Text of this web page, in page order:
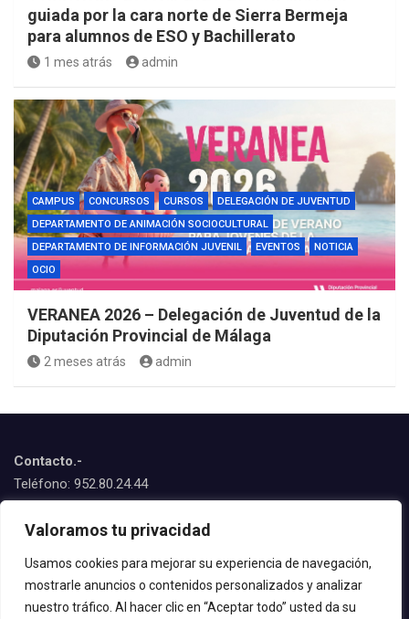
Valoramos tu privacidad
Usamos cookies para mejorar su experiencia de navegación,
mostrarle anuncios o contenidos personalizados y analizar
nuestro tráfico. Al hacer clic en “Aceptar todo” usted da su
guiada por la cara norte de Sierra Bermeja
para alumnos de ESO y Bachillerato
1 mes atrás admin
CAMPUS CONCURSOS CURSOS
DELEGACIÓN DE JUVENTUD
DEPARTAMENTO DE ANIMACIÓN SOCIOCULTURAL
DEPARTAMENTO DE INFORMACIÓN JUVENIL
EVENTOS
NOTICIA
OCIO
VERANEA 2026 – Delegación de Juventud de la
Diputación Provincial de Málaga
2 meses atrás admin
Contacto.-
Teléfono: 952.80.24.44
juventud@estepona.es
© 2020 Delegación de Juventud